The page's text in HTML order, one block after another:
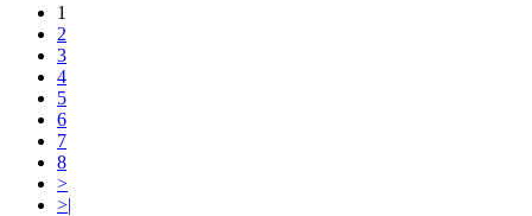
1
2
3
4
5
6
7
8
>
>|